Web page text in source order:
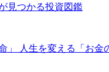
見つかる投資図鑑
人生を変える「お金